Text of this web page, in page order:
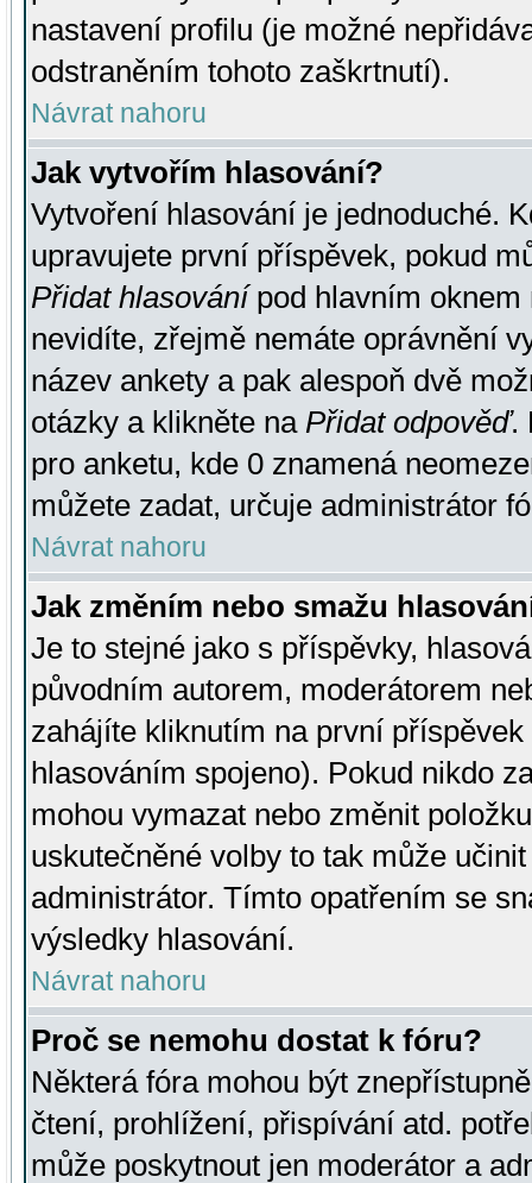
nastavení profilu (je možné
odstraněním tohoto zaškrtnutí).
Návrat nahoru
Jak vytvořím hlasování?
Vytvoření hlasování je jednoduché.
upravujete první příspěvek, pokud
Přidat hlasovánípod hlavním oknem
nevidíte, zřejmě nemáte oprávnění
název ankety a pak alespoň dvě
otázky a klikněte na Přidat odpověď.
pro anketu, kde 0 znamená
můžete zadat, určuje administrátor
Návrat nahoru
Jak změním nebo smažu
Je to stejné jako s příspěvky,
původním autorem, moderátorem
zahájíte kliknutím na první
hlasováním spojeno). Pokud nikdo
mohou vymazat nebo změnit
uskutečněné volby to tak může
administrátor. Tímto opatřením se
výsledky hlasování.
Návrat nahoru
Proč se nemohu dostat k fóru?
Některá fóra mohou být
čtení, prohlížení, přispívání atd.
může poskytnout jen moderátor a